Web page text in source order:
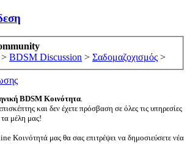
> BDSM Discussion > Σαδομαζοχισμός >
BDSM Κοινότητα.
και δεν έχετε πρόσβαση σε όλες τις υπηρεσίες
τα μέλη μας!
Κοινότητά μας θα σας επιτρέψει να δημοσιεύσετε νέα